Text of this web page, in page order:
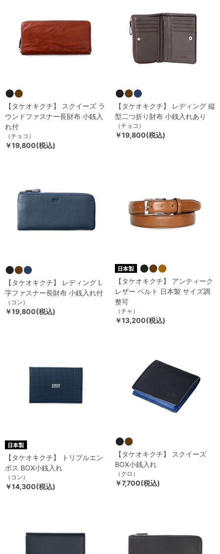
【タケオキクチ】 スクイーズ ラ
ウンドファスナー長財布 小銭入
れ付
（チョコ）
￥19,800(税込)
【タケオキクチ】 レディング 縦
型二つ折り財布 小銭入れあり
（チョコ）
￥19,800(税込)
【タケオキクチ】 レディング L
字ファスナー長財布 小銭入れ付
（コン）
￥19,800(税込)
【タケオキクチ】 アンティーク
レザー ベルト 日本製 サイズ調
整可
（チャ）
￥13,200(税込)
【タケオキクチ】 トリプルエン
ボス BOX小銭入れ
（コン）
￥14,300(税込)
【タケオキクチ】 スクイーズ
BOX小銭入れ
（クロ）
￥7,700(税込)